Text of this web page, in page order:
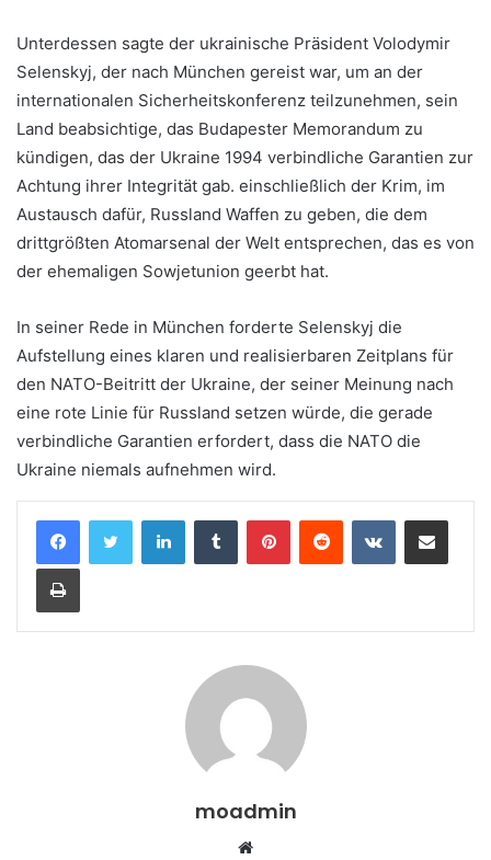
Unterdessen sagte der ukrainische Präsident Volodymir
Selenskyj, der nach München gereist war, um an der
internationalen Sicherheitskonferenz teilzunehmen, sein
Land beabsichtige, das Budapester Memorandum zu
kündigen, das der Ukraine 1994 verbindliche Garantien zur
Achtung ihrer Integrität gab. einschließlich der Krim, im
Austausch dafür, Russland Waffen zu geben, die dem
drittgrößten Atomarsenal der Welt entsprechen, das es von
der ehemaligen Sowjetunion geerbt hat.
In seiner Rede in München forderte Selenskyj die
Aufstellung eines klaren und realisierbaren Zeitplans für
den NATO-Beitritt der Ukraine, der seiner Meinung nach
eine rote Linie für Russland setzen würde, die gerade
verbindliche Garantien erfordert, dass die NATO die
Ukraine niemals aufnehmen wird.
LinkedInTumblr PinterestReddit VKontakteTeile per E-Mail
Drucken
moadmin
Webseite